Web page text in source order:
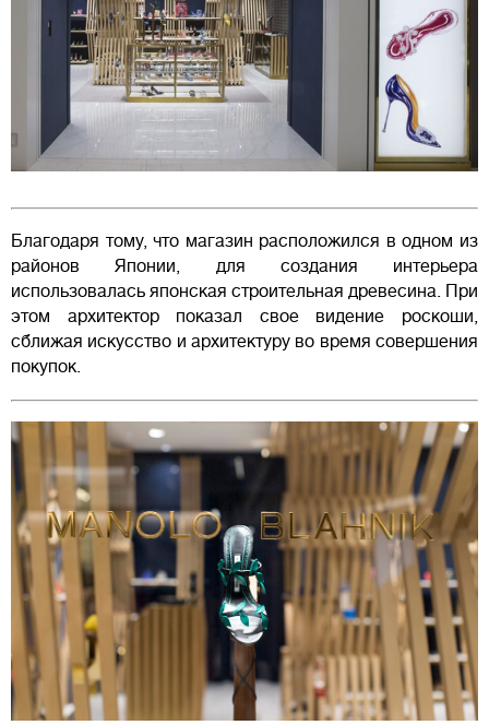
Благодаря тому, что магазин расположился в одном из
районов Японии, для создания интерьера
использовалась японская строительная древесина. При
этом архитектор показал свое видение роскоши,
сближая искусство и архитектуру во время совершения
покупок.